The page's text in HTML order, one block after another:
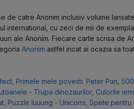
de catre Anonim inclusiv volume
international, cu zeci de mii de
ale Anonim. Fiecare carte scrisa de
Anonim astfel incat ai ocazia sa
Primele mele povesti. Peter Pan
- Trupa dinozaurilor, Culorile
Puzzle luuung - Unicorni Spete pentru